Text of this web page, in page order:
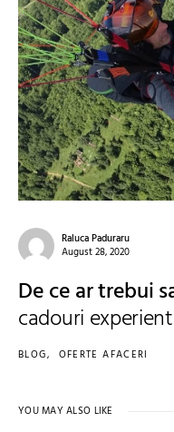
Raluca Paduraru
August 28, 2020
De ce ar trebui
cadouri
BLOG OFERTE AFACERI
YOU MAY ALSO LIKE